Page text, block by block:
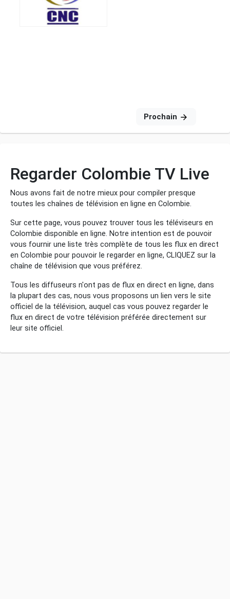
Prochain
Regarder Colombie TV Live
Nous avons fait de notre mieux pour compiler presque
toutes les chaînes de télévision en ligne en Colombie.
Sur cette page, vous pouvez trouver tous les téléviseurs en
Colombie disponible en ligne. Notre intention est de pouvoir
vous fournir une liste très complète de tous les flux en direct
en Colombie pour pouvoir le regarder en ligne, CLIQUEZ sur la
chaîne de télévision que vous préférez.
Tous les diffuseurs n'ont pas de flux en direct en ligne, dans
la plupart des cas, nous vous proposons un lien vers le site
officiel de la télévision, auquel cas vous pouvez regarder le
flux en direct de votre télévision préférée directement sur
leur site officiel.